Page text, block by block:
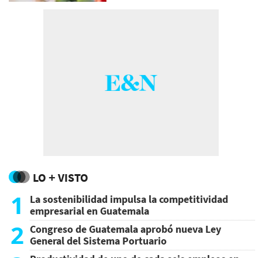
LO + VISTO
1
La sostenibilidad impulsa la competitividad
empresarial en Guatemala
2 Congreso de Guatemala aprobó nueva Ley
General del Sistema Portuario